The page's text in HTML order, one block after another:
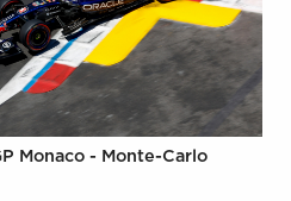
Monaco - Monte-Carlo